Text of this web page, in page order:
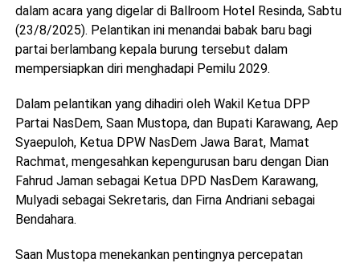
dalam acara yang digelar di Ballroom Hotel Resinda, Sabtu
(23/8/2025). Pelantikan ini menandai babak baru bagi
partai berlambang kepala burung tersebut dalam
mempersiapkan diri menghadapi Pemilu 2029.
Dalam pelantikan yang dihadiri oleh Wakil Ketua DPP
Partai NasDem, Saan Mustopa, dan Bupati Karawang, Aep
Syaepuloh, Ketua DPW NasDem Jawa Barat, Mamat
Rachmat, mengesahkan kepengurusan baru dengan Dian
Fahrud Jaman sebagai Ketua DPD NasDem Karawang,
Mulyadi sebagai Sekretaris, dan Firna Andriani sebagai
Bendahara.
Saan Mustopa menekankan pentingnya percepatan